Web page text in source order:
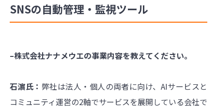
SNSの自動管理・監視ツール
–株式会社ナナメウエの事業内容を教えてください。
石濵氏： 弊社は法人・個人の両者に向け、AIサービスと
コミュニティ運営の2軸でサービスを展開している会社で